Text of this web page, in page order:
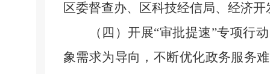
区委督查办、区科技经信局、经济
（四）开展“审批提速”专项行
象需求为导向，不断优化政务服务